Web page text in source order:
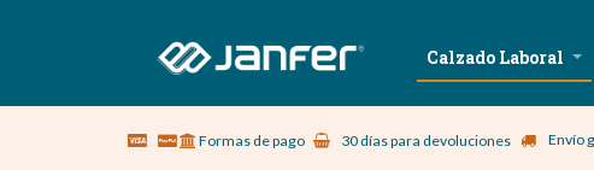
Sobre nosotros Vestuario Laboral Calzado Laboral
Formas de pago 30 días para devoluciones Envío